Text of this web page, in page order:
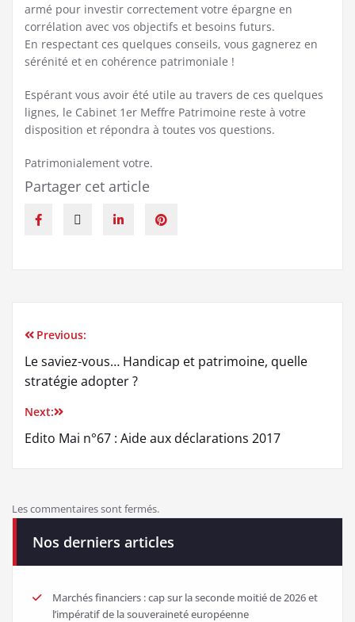
armé pour investir correctement votre épargne en
corrélation avec vos objectifs et besoins futurs.
En respectant ces quelques conseils, vous gagnerez en
sérénité et en cohérence patrimoniale !
Espérant vous avoir été utile au travers de ces quelques
lignes, le Cabinet 1er Meffre Patrimoine reste à votre
disposition et répondra à toutes vos questions.
Patrimonialement votre.
Partager cet article
Previous:
Le saviez-vous… Handicap et patrimoine, quelle
stratégie adopter ?
Next:
Edito Mai n°67 : Aide aux déclarations 2017
Les commentaires sont fermés.
Nos derniers articles
Marchés financiers : cap sur la seconde moitié de 2026 et
l’impératif de la souveraineté européenne